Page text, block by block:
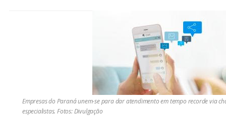
Empresas do Paraná unem-se para dar atendimento em tempo recorde via
especialistas. Fotos: Divulgação